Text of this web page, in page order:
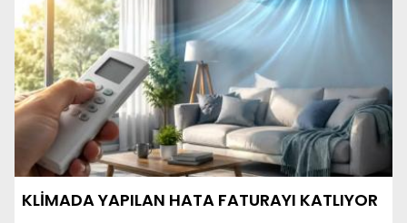
KLİMADA YAPILAN HATA FATURAYI KATLIYOR